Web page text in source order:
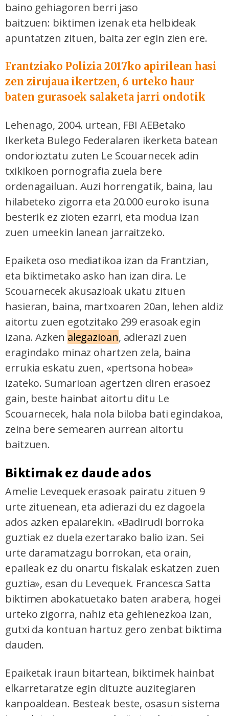
baino gehiagoren berri jaso
baitzuen: biktimen izenak eta helbideak
apuntatzen zituen, baita zer egin zien ere.
Frantziako Polizia 2017ko apirilean hasi
zen zirujaua ikertzen, 6 urteko haur
baten gurasoek salaketa jarri ondotik
Lehenago, 2004. urtean, FBI AEBetako
Ikerketa Bulego Federalaren ikerketa batean
ondorioztatu zuten Le Scouarnecek adin
txikikoen pornografia zuela bere
ordenagailuan. Auzi horrengatik, baina, lau
hilabeteko zigorra eta 20.000 euroko isuna
besterik ez zioten ezarri, eta modua izan
zuen umeekin lanean jarraitzeko.
Epaiketa oso mediatikoa izan da Frantzian,
eta biktimetako asko han izan dira. Le
Scouarnecek akusazioak ukatu zituen
hasieran, baina, martxoaren 20an, lehen aldiz
aitortu zuen egotzitako 299 erasoak egin
izana. Azken alegazioan, adierazi zuen
eragindako minaz ohartzen zela, baina
errukia eskatu zuen, «pertsona hobea»
izateko. Sumarioan agertzen diren erasoez
gain, beste hainbat aitortu ditu Le
Scouarnecek, hala nola biloba bati egindakoa,
zeina bere semearen aurrean aitortu
baitzuen.
Biktimak ez daude ados
Amelie Levequek erasoak pairatu zituen 9
urte zituenean, eta adierazi du ez dagoela
ados azken epaiarekin. «Badirudi borroka
guztiak ez duela ezertarako balio izan. Sei
urte daramatzagu borrokan, eta orain,
epaileak ez du onartu fiskalak eskatzen zuen
guztia», esan du Levequek. Francesca Satta
biktimen abokatuetako baten arabera, hogei
urteko zigorra, nahiz eta gehienezkoa izan,
gutxi da kontuan hartuz gero zenbat biktima
dauden.
Epaiketak iraun bitartean, biktimek hainbat
elkarretaratze egin dituzte auzitegiaren
kanpoaldean. Besteak beste, osasun sistema